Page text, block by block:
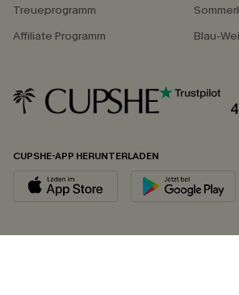
Treueprogramm
Affiliate Programm
Blau-
CUPSHE-APP HERUNTERLADEN